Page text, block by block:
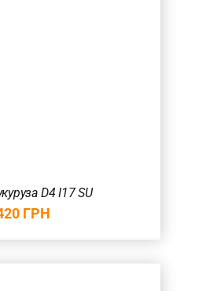
D4 I17 SU
ГРН